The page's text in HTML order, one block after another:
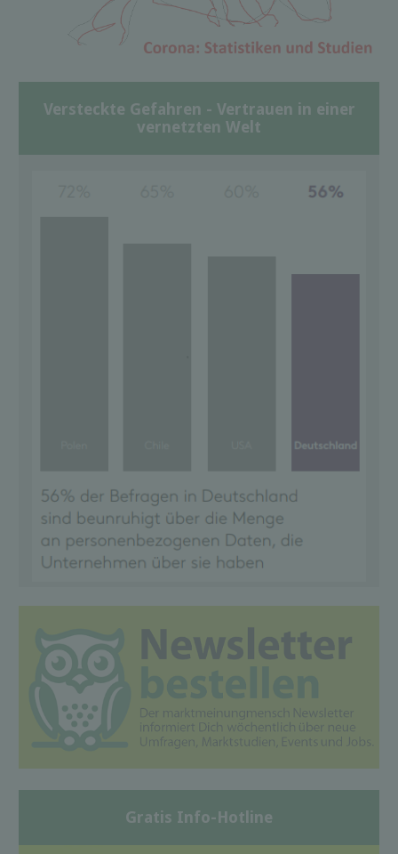
Versteckte Gefahren - Vertrauen in einer
vernetzten Welt
Gratis Info-Hotline